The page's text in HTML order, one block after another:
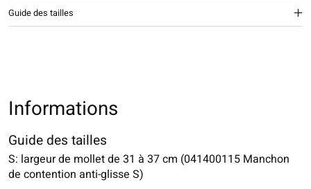
Guide des tailles
Informations
Guide des tailles
S: largeur de mollet de 31 à 37 cm (041400115 Manchon
de contention anti-glisse S)